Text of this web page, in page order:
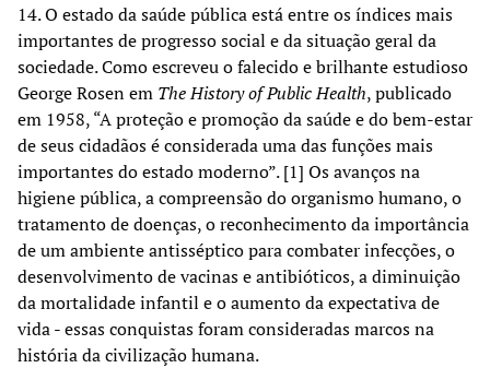
14. O estado da saúde pública está entre os índices mais
importantes de progresso social e da situação geral da
sociedade. Como escreveu o falecido e brilhante estudioso
George Rosen em The History of Public Health, publicado
em 1958, “A proteção e promoção da saúde e do bem-estar
de seus cidadãos é considerada uma das funções mais
importantes do estado moderno”. [1] Os avanços na
higiene pública, a compreensão do organismo humano, o
tratamento de doenças, o reconhecimento da importância
de um ambiente antisséptico para combater infecções, o
desenvolvimento de vacinas e antibióticos, a diminuição
da mortalidade infantil e o aumento da expectativa de
vida - essas conquistas foram consideradas marcos na
história da civilização humana.